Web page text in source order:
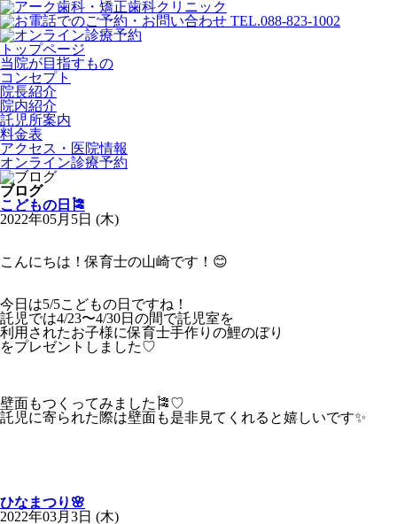
トップページ
当院が目指すもの
コンセプト
院長紹介
院内紹介
託児所案内
料金表
アクセス・医院情報
オンライン診療予約
ブログ
こどもの日🎏
2022年05月5日 (木)
こんにちは！保育士の山崎です！😊
今日は5/5こどもの日ですね！
託児では4/23〜4/30日の間で託児室を
利用されたお子様に保育士手作りの鯉のぼり
をプレゼントしました♡
壁面もつくってみました🎏♡
託児に寄られた際は壁面も是非見てくれると嬉しいです✨
ひなまつり🌸
2022年03月3日 (木)